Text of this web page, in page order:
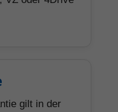
gilt in der